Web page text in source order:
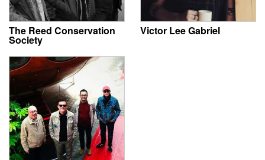
The Reed Conservation
Society
Victor Lee Gabriel